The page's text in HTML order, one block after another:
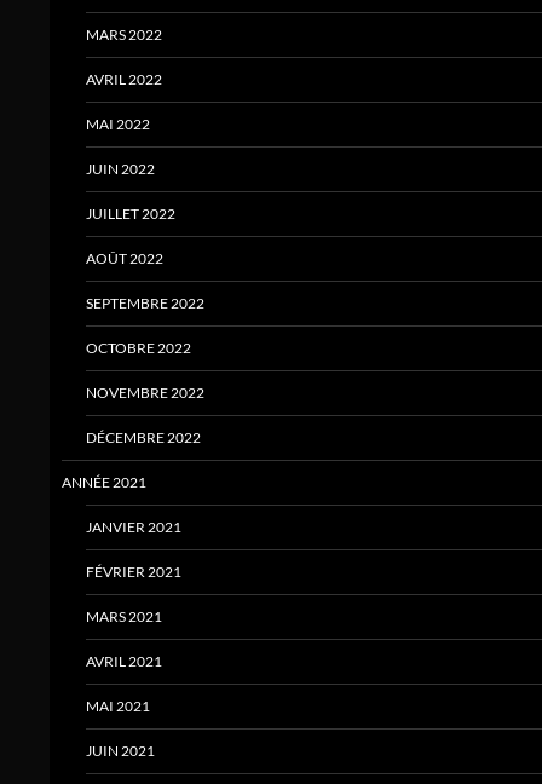
MARS 2022
AVRIL 2022
MAI 2022
JUIN 2022
JUILLET 2022
AOÛT 2022
SEPTEMBRE 2022
OCTOBRE 2022
NOVEMBRE 2022
DÉCEMBRE 2022
ANNÉE 2021
JANVIER 2021
FÉVRIER 2021
MARS 2021
AVRIL 2021
MAI 2021
JUIN 2021